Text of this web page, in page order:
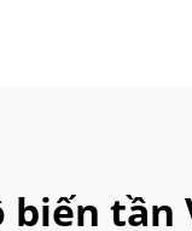
tần